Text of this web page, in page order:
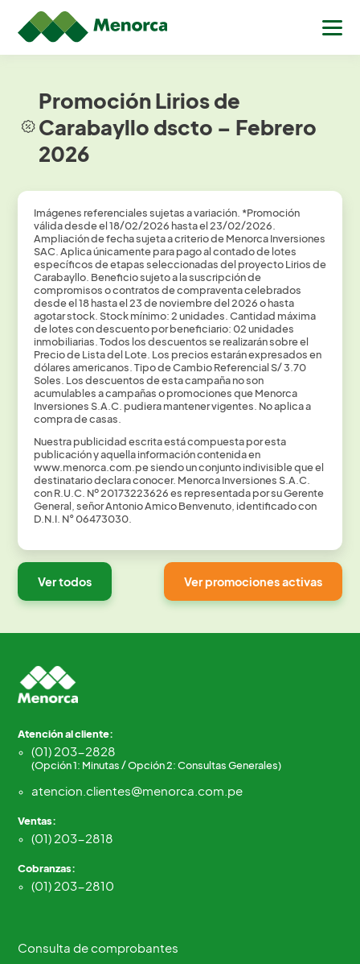
Promoción Lirios de
Carabayllo dscto – Febrero
2026
Imágenes referenciales sujetas a variación. *Promoción
válida desde el 18/02/2026 hasta el 23/02/2026.
Ampliación de fecha sujeta a criterio de Menorca Inversiones
SAC. Aplica únicamente para pago al contado de lotes
específicos de etapasseleccionadas del proyecto Lirios de
Carabayllo. Beneficio sujeto a la suscripción de
compromisos o contratos de compraventa celebrados
desde el 18 hasta el 23 denoviembre del 2026 o hasta
agotar stock. Stock mínimo: 2 unidades. Cantidad máxima
de lotes con descuento por beneficiario: 02 unidades
inmobiliarias. Todos losdescuentos se realizarán sobre el
Precio de Lista del Lote. Los precios estaránexpresados en
dólares americanos. Tipo de Cambio Referencial S/ 3.70
Soles. Losdescuentos de esta campaña no son
acumulables a campañas o promociones queMenorca
Inversiones S.A.C. pudiera mantener vigentes. No aplica a
compra de casas.
Nuestra publicidad escrita está compuesta por esta
publicación y aquella informacióncontenida en
www.menorca.com.pe siendo un conjunto indivisible que el
destinatariodeclara conocer. Menorca Inversiones S.A.C.
con R.U.C. Nº20173223626 es representada por su Gerente
General, señor AntonioAmico Benvenuto, identificadocon
D.N.I. N°06473030.
Ver todos Ver promociones activas
Atención al cliente:
(01) 203-2828
(Opción 1: Minutas / Opción 2: Consultas Generales)
atencion.clientes@menorca.com.pe
Ventas:
(01) 203-2818
Cobranzas:
(01) 203-2810
Consulta de comprobantes